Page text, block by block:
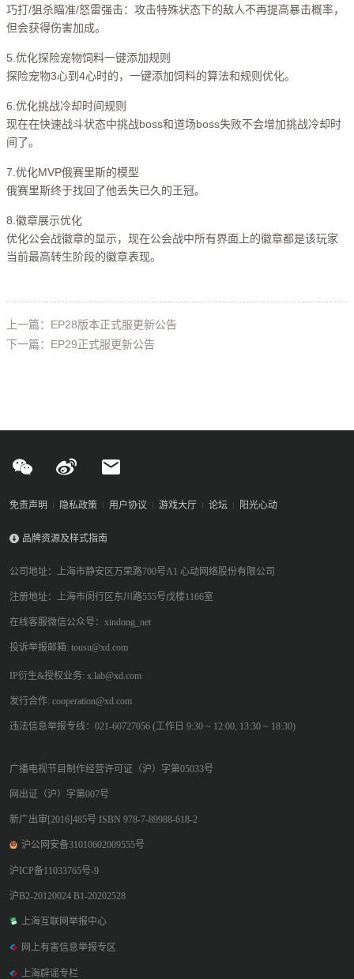
巧打/狙杀瞄准/怒雷强击：攻击特殊状态下的敌人不再提高暴击概率，
但会获得伤害加成。
5.优化探险宠物饲料一键添加规则
探险宠物3心到4心时的，一键添加饲料的算法和规则优化。
6.优化挑战冷却时间规则
现在在快速战斗状态中挑战boss和道场boss失败不会增加挑战冷却时
间了。
7.优化MVP俄赛里斯的模型
俄赛里斯终于找回了他丢失已久的王冠。
8.徽章展示优化
优化公会战徽章的显示，现在公会战中所有界面上的徽章都是该玩家
当前最高转生阶段的徽章表现。
上一篇：EP28版本正式服更新公告
下一篇：EP29正式服更新公告
免责声明 隐私政策 用户协议 游戏大厅 论坛 阳光心动
品牌资源及样式指南
公司地址：上海市静安区万荣路700号A1 心动网络股份有限公司
注册地址：上海市闵行区东川路555号戊楼1166室
在线客服微信公众号：xindong_net
投诉举报邮箱: tousu@xd.com
IP衍生&授权业务: x.lab@xd.com
发行合作: cooperation@xd.com
违法信息举报专线：021-60727056 (工作日 9:30 ~ 12:00, 13:30 ~ 18:30)
广播电视节目制作经营许可证（沪）字第05033号
网出证（沪）字第007号
新广出审[2016]485号 ISBN 978-7-89988-618-2
沪公网安备31010602009555号
沪ICP备11033765号-9
沪B2-20120024 B1-20202528
上海互联网举报中心
网上有害信息举报专区
上海辟谣专栏